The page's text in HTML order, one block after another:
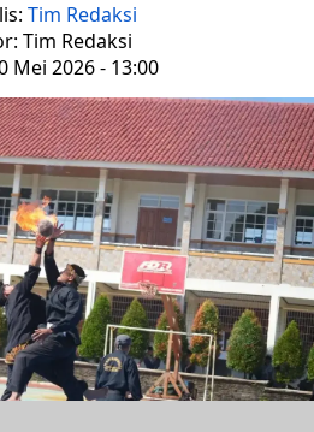
Tim Redaksi
Tim Redaksi
Mei 2026 - 13:00